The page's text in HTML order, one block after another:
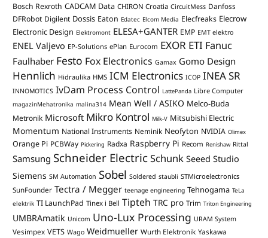
Bosch Rexroth CADCAM Data CHIRON Croatia CircuitMess Danfoss
DFRobot Digilent Dossis Eaton Edatec Elcom Media Elecfreaks Elecrow
Electronic Design Elektromont ELESA+GANTER EMP EMT elektro
ENEL Valjevo EP-Solutions ePlan Eurocom EXOR ETI Fanuc
Faulhaber Festo Fox Electronics Gamax Gomo Design
Hennlich Hidraulika HMS ICM Electronics ICOP INEA SR
INNOMOTICS IvDam Process Control LattePanda Libre Computer
magazinMehatronika malina314 Mean Well / ASIKO Melco-Buda
Metronik Microsoft Mikro Kontrol Milk-V Mitsubishi Electric
Momentum National Instruments Neminik Neofyton NVIDIA Olimex
Orange Pi PCBWay Pickering Radxa Raspberry Pi Recom Renishaw Rittal
Samsung Schneider ElectricSchunk Seeed Studio
Siemens SM Automation Sobel Soldered staubli STMicroelectronics
SunFounder Tectra / Megger teenage engineering Tehnogama TeLa
elektrik TI LaunchPad Tinex i Bell Tipteh TRC pro Trim Triton Engineering
UMBRAmatik Unicom Uno-Lux Processing URAM System
Vesimpex VETS Wago Weidmueller Wurth Elektronik Yaskawa